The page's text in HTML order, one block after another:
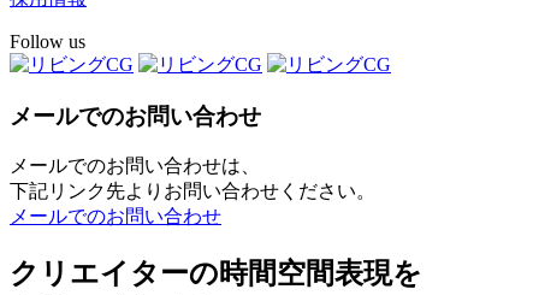
Follow us
メールでのお問い合わせ
メールでのお問い合わせは、
下記リンク先よりお問い合わせください。
メールでのお問い合わせ
クリエイターの時間空間表現を